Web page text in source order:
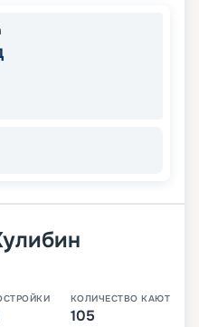
КОЛИЧЕСТВО КАЮТ
105